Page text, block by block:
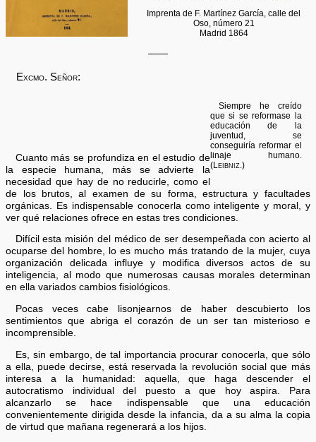
Imprenta de F. Martínez García, calle del
Oso, número 21
Madrid 1864
——
Excmo. Señor:
Siempre he creído
que si se reformase la
educación de la
juventud, se
conseguiría reformar el
linaje humano.
(Leibniz.)
Cuanto más se profundiza en el estudio de
la especie humana, más se advierte la
necesidad que hay de no reducirle, como el
de los brutos, al examen de su forma, estructura y facultades
orgánicas. Es indispensable conocerla como inteligente y moral, y
ver qué relaciones ofrece en estas tres condiciones.
Difícil esta misión del médico de ser desempeñada con acierto al
ocuparse del hombre, lo es mucho más tratando de la mujer, cuya
organización delicada influye y modifica diversos actos de su
inteligencia, al modo que numerosas causas morales determinan
en ella variados cambios fisiológicos.
Pocas veces cabe lisonjearnos de haber descubierto los
sentimientos que abriga el corazón de un ser tan misterioso e
incomprensible.
Es, sin embargo, de tal importancia procurar conocerla, que sólo
a ella, puede decirse, está reservada la revolución social que más
interesa a la humanidad: aquella, que haga descender el
autocratismo individual del puesto a que hoy aspira. Para
alcanzarlo se hace indispensable que una educación
convenientemente dirigida desde la infancia, da a su alma la copia
de virtud que mañana regenerará a los hijos.